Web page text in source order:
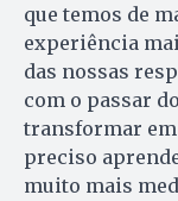
que temos de
experiência
das nossas
com o passar
transformar em
preciso
muito mais